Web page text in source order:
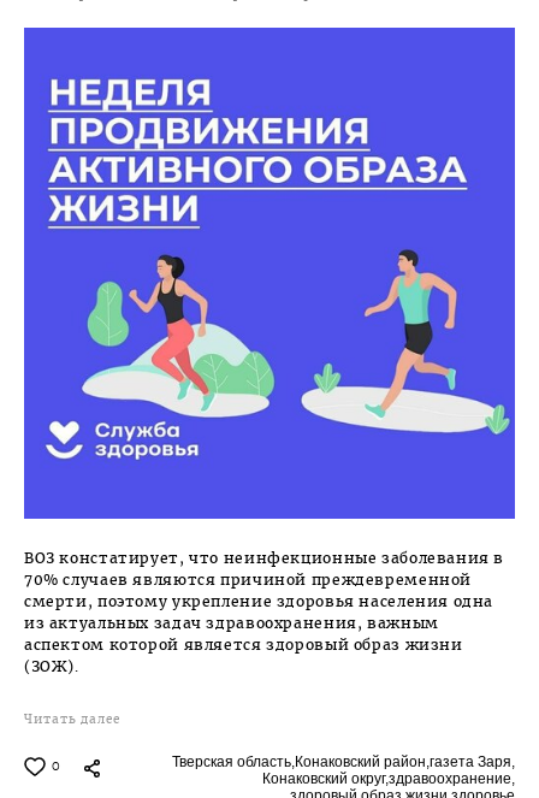
ВОЗ констатирует, что неинфекционные заболевания в
70% случаев являются причиной преждевременной
смерти, поэтому укрепление здоровья населения одна
из актуальных задач здравоохранения, важным
аспектом которой является здоровый образ жизни
(ЗОЖ).
Читать далее
0 Тверская область, Конаковский район, газета Заря,
Конаковский округ,здравоохранение,